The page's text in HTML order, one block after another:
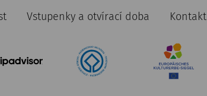
Vstupenky a otvírací doba Kontakt